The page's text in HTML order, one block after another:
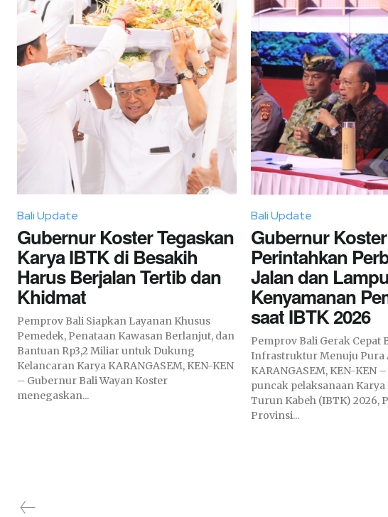
Bali Update
Gubernur Koster Tegaskan
Karya IBTK di Besakih
Harus Berjalan Tertib dan
Khidmat
Pemprov Bali Siapkan Layanan Khusus
Pemedek, Penataan Kawasan Berlanjut, dan
Bantuan Rp3,2 Miliar untuk Dukung
Kelancaran Karya KARANGASEM, KEN-KEN
– Gubernur Bali Wayan Koster
menegaskan...
Bali Update
Gubernur Koster
Perintahkan
Jalan dan
Kenyamanan
saat IBTK 2026
Pemprov Bali Gerak Cepat
Infrastruktur Menuju Pura
KARANGASEM, KEN-KEN
puncak pelaksanaan Karya
Turun Kabeh (IBTK) 2026,
Provinsi...